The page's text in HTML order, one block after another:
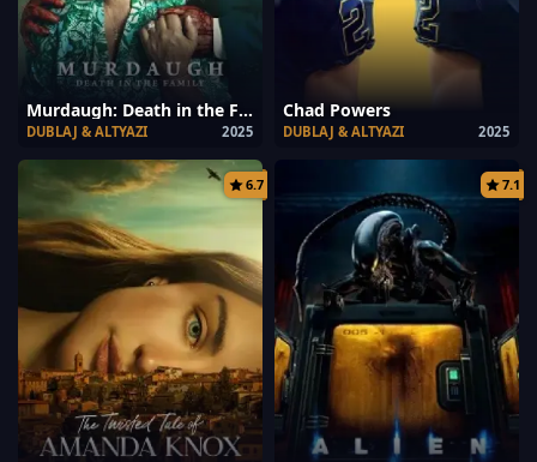
Murdaugh: Death in the Family
2025
DUBLAJ & ALTYAZI
Chad Powers
2025
DUBLAJ & ALTYAZI
6.7 7.1